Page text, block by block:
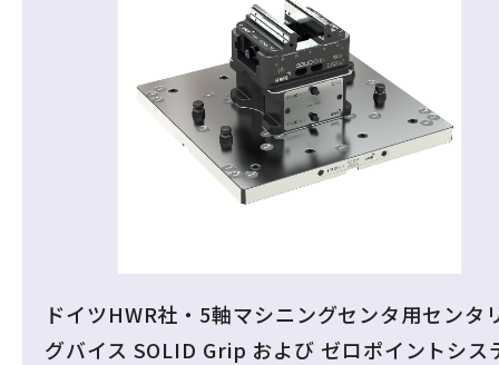
ドイツHWR社・5軸マシニングセンタ用センタ
グバイス SOLID Grip および ゼロポイントシス